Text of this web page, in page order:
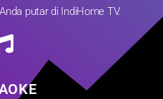
putar di IndiHome TV.